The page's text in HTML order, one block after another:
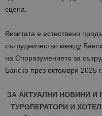
сцена.
Визитата е естествено
сътрудничество между
на Споразумението за
Банско през октомври 2025 г.
ЗА АКТУАЛНИ НОВИНИ
ТУРОПЕРАТОРИ И